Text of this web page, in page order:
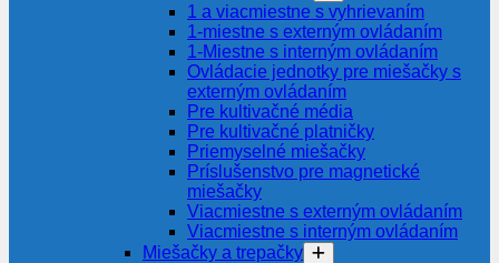
1 a viacmiestne s vyhrievaním
1-miestne s externým ovládaním
1-Miestne s interným ovládaním
Ovládacie jednotky pre miešačky s
externým ovládaním
Pre kultivačné média
Pre kultivačné platničky
Priemyselné miešačky
Príslušenstvo pre magnetické
miešačky
Viacmiestne s externým ovládaním
Viacmiestne s interným ovládaním
Miešačky a trepačky